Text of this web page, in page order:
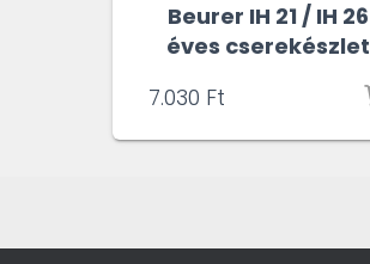
Beurer IH 21 / IH 26
éves cserekészlet
7.030 Ft